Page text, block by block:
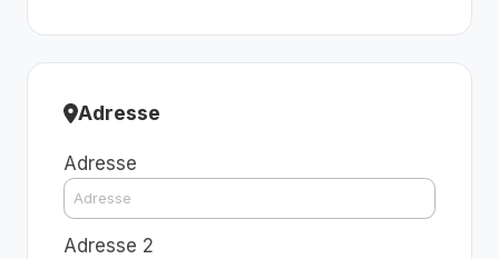
Adresse
Adresse
Adresse 2